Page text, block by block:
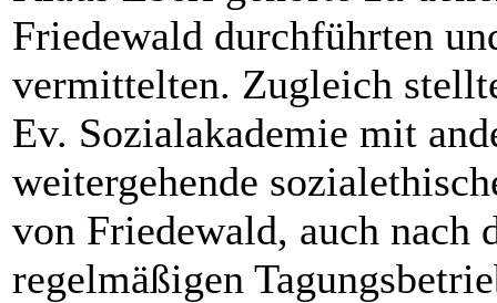
Friedewald durchführten
vermittelten. Zugleich
Ev. Sozialakademie mit
weitergehende
von Friedewald, auch nach
regelmäßigen